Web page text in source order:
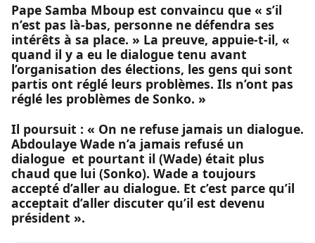
Pape Samba Mboup est convaincu que « s’il
n’est pas là-bas, personne ne défendra ses
intérêts à sa place. » La preuve, appuie-t-il, «
quand il y a eu le dialogue tenu avant
l’organisation des élections, les gens qui sont
partis ont réglé leurs problèmes. Ils n’ont pas
réglé les problèmes de Sonko. »
Il poursuit : « On ne refuse jamais un dialogue.
Abdoulaye Wade n’a jamais refusé un
dialogue et pourtant il (Wade) était plus
chaud que lui (Sonko). Wade a toujours
accepté d’aller au dialogue. Et c’est parce qu’il
acceptait d’aller discuter qu’il est devenu
président ».